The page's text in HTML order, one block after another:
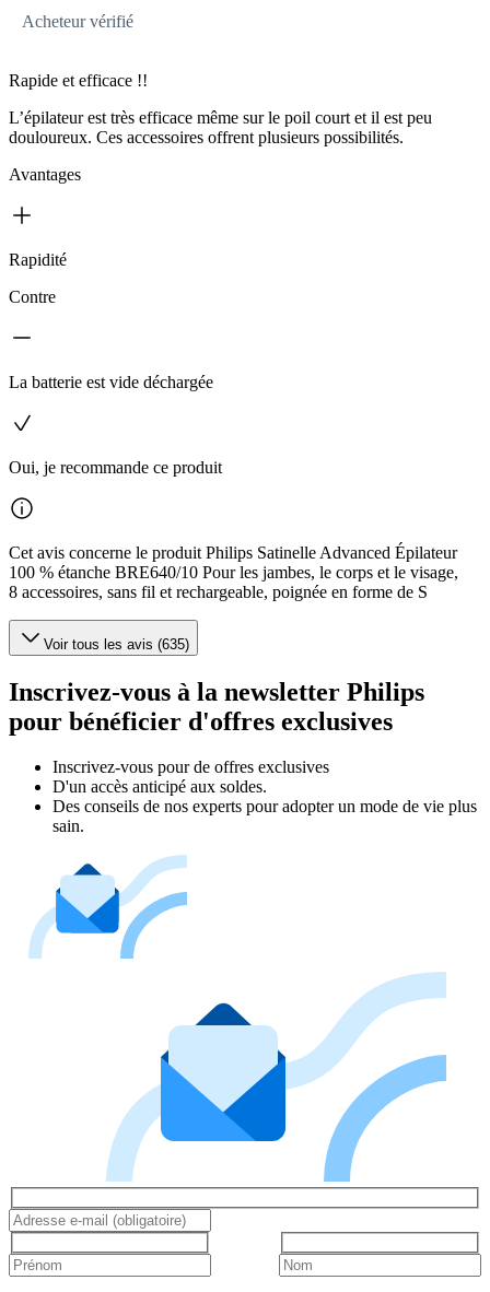
Acheteur vérifié
Rapide et efficace !!
L’épilateur est très efficace même sur le poil court et il est peu
douloureux. Ces accessoires offrent plusieurs possibilités.
Avantages
Rapidité
Contre
La batterie est vide déchargée
Oui, je recommande ce produit
Cet avis concerne le produit Philips Satinelle Advanced Épilateur
100 % étanche BRE640/10 Pour les jambes, le corps et le visage,
8 accessoires, sans fil et rechargeable, poignée en forme de S
Voir tous les avis (635)
Inscrivez-vous à la newsletter Philips
pour bénéficier d'offres exclusives
Inscrivez‑vous pour de offres exclusives
D'un accès anticipé aux soldes.
Des conseils de nos experts pour adopter un mode de vie plus
sain.